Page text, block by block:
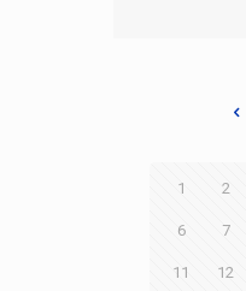
1 2
6 7
11 12